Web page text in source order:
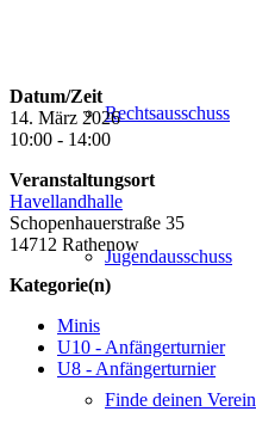
Rechtsausschuss
Jugendausschuss
Finde deinen Verein
Datum/Zeit
14. März 2026
10:00 - 14:00
Veranstaltungsort
Havellandhalle
Schopenhauerstraße 35
14712 Rathenow
Kategorie(n)
Minis
U10 - Anfängerturnier
U8 - Anfängerturnier